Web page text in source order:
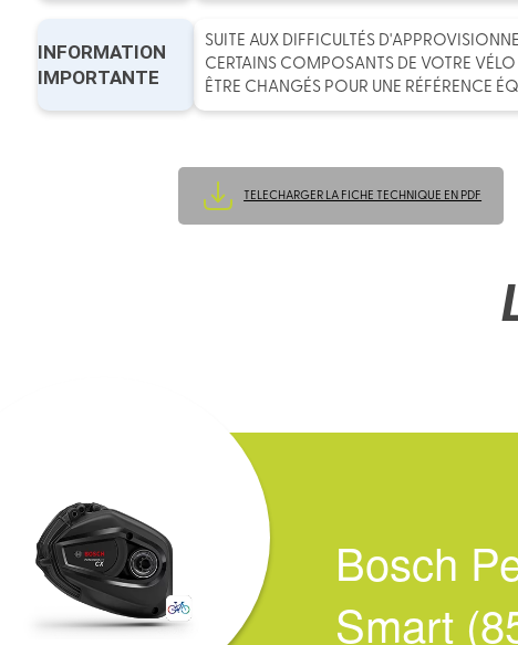
INFORMATION
IMPORTANTE
SUITE AUX DIFFICULTÉS
CERTAINS COMPOSANTS DE VOTRE
ÊTRE CHANGÉS POUR UNE RÉFÉRENCE
TELECHARGER LA FICHE TECHNIQUE EN PDF
Bosch
Smart